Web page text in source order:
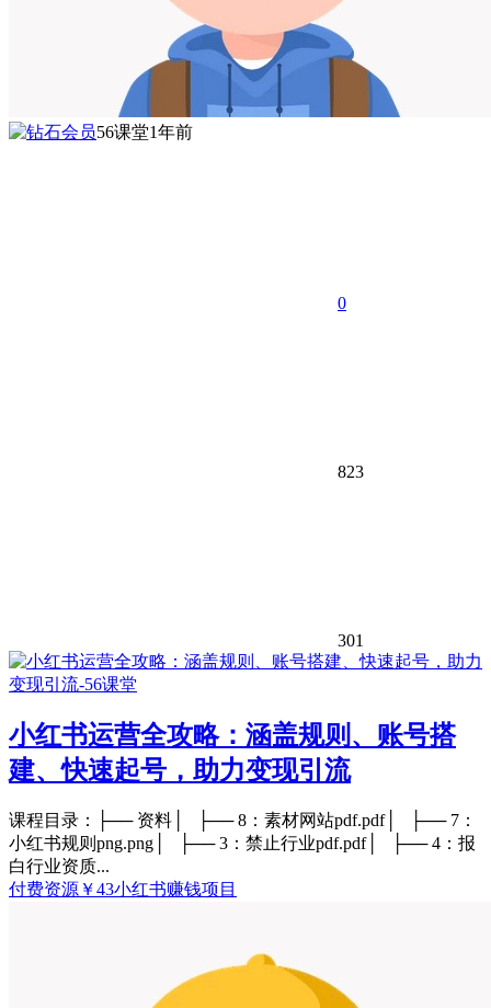
56课堂1年前
0
823
301
小红书运营全攻略：涵盖规则、账号搭
建、快速起号，助力变现引流
课程目录：├── 资料│ ├── 8：素材网站pdf.pdf│ ├── 7：
小红书规则png.png│ ├── 3：禁止行业pdf.pdf│ ├── 4：报
白行业资质...
付费资源 ￥43小红书赚钱项目